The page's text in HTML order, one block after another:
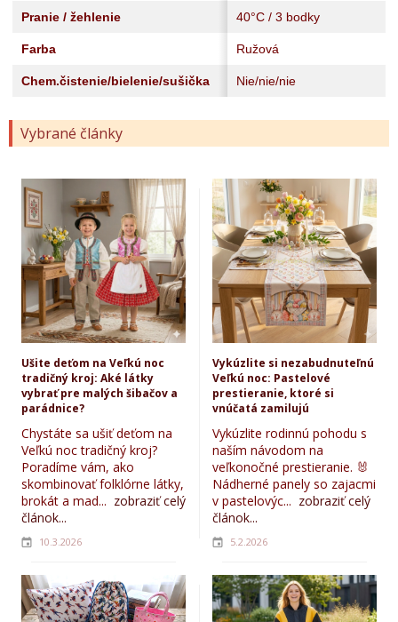
Pranie / žehlenie 40°C / 3 bodky
Farba Ružová
Chem.čistenie/bielenie/sušička Nie/nie/nie
Vybrané články
Ušite deťom na Veľkú noc
tradičný kroj: Aké látky
vybrať pre malých šibačov a
parádnice?
Chystáte sa ušiť deťom na
Veľkú noc tradičný kroj?
Poradíme vám, ako
skombinovať folklórne látky,
brokát a mad... zobraziť celý
článok...
10.3.2026
Vykúzlite si nezabudnuteľnú
Veľkú noc: Pastelové
prestieranie, ktoré si
vnúčatá zamilujú
Vykúzlite rodinnú pohodu s
naším návodom na
veľkonočné prestieranie. 🐰
Nádherné panely so zajacmi
v pastelovýc... zobraziť celý
článok...
5.2.2026